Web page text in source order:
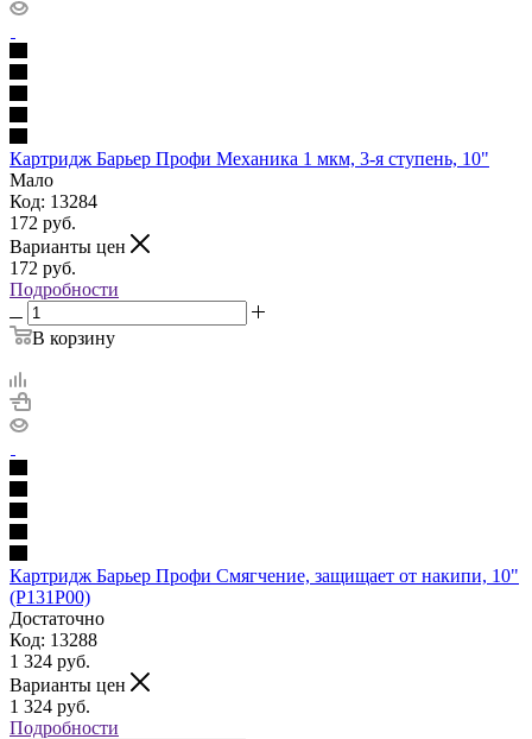
Картридж Барьер Профи Механика 1 мкм, 3-я ступень, 10"
Мало
Код: 13284
172 руб.
Варианты цен
172 руб.
Подробности
В корзину
Картридж Барьер Профи Смягчение, защищает от накипи, 10"
(Р131Р00)
Достаточно
Код: 13288
1 324 руб.
Варианты цен
1 324 руб.
Подробности